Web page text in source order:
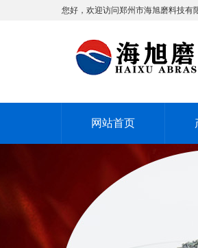
您好，欢迎访问郑州市海旭磨料技有
网站首页